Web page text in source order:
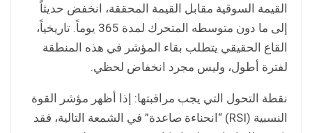
القيمة السوقية مقابل القيمة المحققة، انخفض حديثاً
إلى ما دون متوسطه المتحرك لمدة 365 يوماً. تاريخياً،
القاع الحقيقي يتطلب بقاء المؤشر في هذه المنطقة
لفترة أطول، وليس مجرد انخفاض لحظي.
نقطة التحول التي يجب مراقبتها: إذا أظهر مؤشر القوة
النسبية (RSI) “انحناءة صاعدة” في الشمعة التالية، فقد